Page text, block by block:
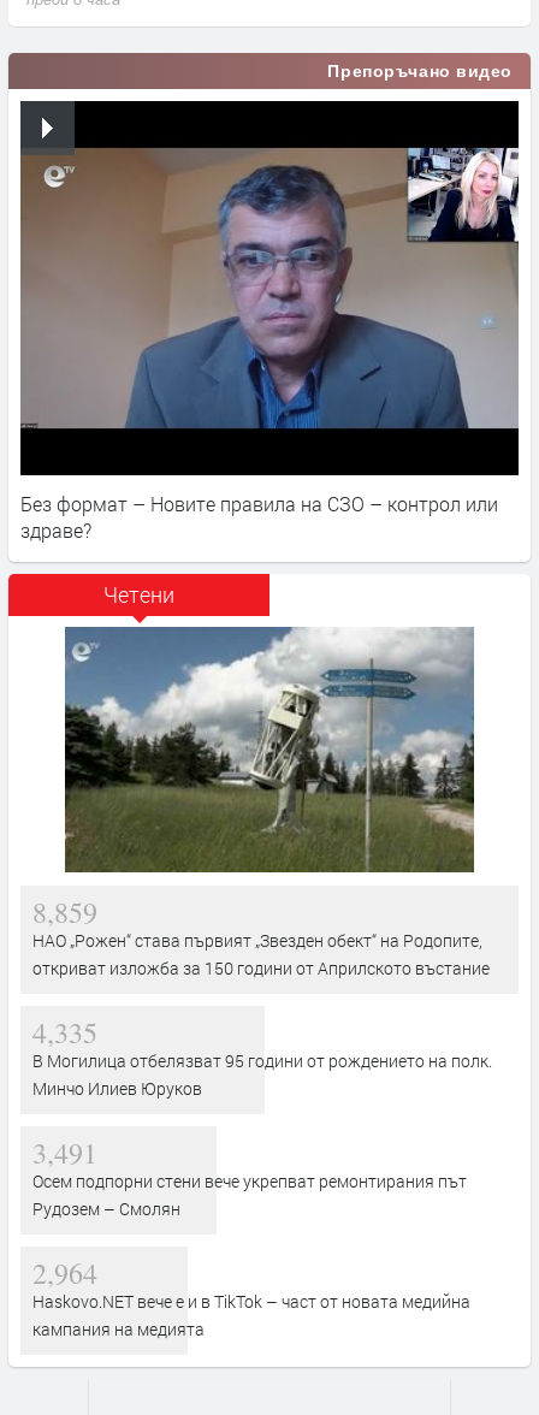
Препоръчано видео
Без формат – Новите правила на СЗО – контрол или
здраве?
Четени
8,859
НАО „Рожен“ става първият „Звезден обект“ на Родопите,
откриват изложба за 150 години от Априлското въстание
4,335
В Могилица отбелязват 95 години от рождението на полк.
Минчо Илиев Юруков
3,491
Осем подпорни стени вече укрепват ремонтирания път
Рудозем – Смолян
2,964
Haskovo.NET вече е и в TikTok – част от новата медийна
кампания на медията